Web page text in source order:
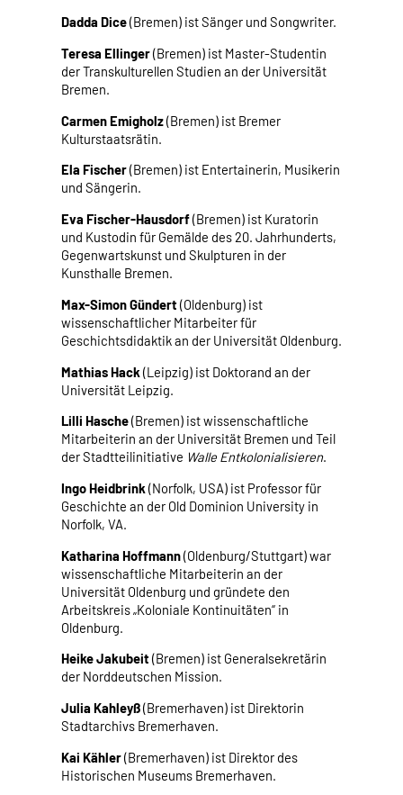
Dadda Dice(Bremen) ist Sänger und Songwriter.
Teresa Ellinger(Bremen) ist Master-Studentin
der Transkulturellen Studien an der Universität
Bremen.
Carmen Emigholz(Bremen) ist Bremer
Kulturstaatsrätin.
Ela Fischer(Bremen) ist Entertainerin, Musikerin
und Sängerin.
Eva Fischer-Hausdorf(Bremen) ist Kuratorin
und Kustodin für Gemälde des 20. Jahrhunderts,
Gegenwartskunst und Skulpturen in der
Kunsthalle Bremen.
Max-Simon Gündert(Oldenburg) ist
wissenschaftlicher Mitarbeiter für
Geschichtsdidaktik an der Universität Oldenburg.
Mathias Hack (Leipzig) ist Doktorand an der
Universität Leipzig.
Lilli Hasche(Bremen) ist wissenschaftliche
Mitarbeiterin an der Universität Bremen und Teil
der Stadtteilinitiative Walle Entkolonialisieren.
Ingo Heidbrink (Norfolk, USA) ist Professor für
Geschichte an der Old Dominion University in
Norfolk, VA.
Katharina Hoffmann(Oldenburg/Stuttgart) war
wissenschaftliche Mitarbeiterin an der
Universität Oldenburg und gründete den
Arbeitskreis „Koloniale Kontinuitäten“ in
Oldenburg.
Heike Jakubeit(Bremen) ist Generalsekretärin
der Norddeutschen Mission.
Julia Kahleyß(Bremerhaven) ist Direktorin
Stadtarchivs Bremerhaven.
Kai Kähler(Bremerhaven) ist Direktor des
Historischen Museums Bremerhaven.